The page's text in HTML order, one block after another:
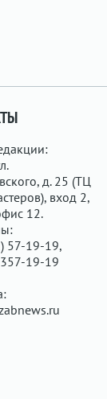
д. 25 (ТЦ
вход 2,
12.
57-19-19,
19-19